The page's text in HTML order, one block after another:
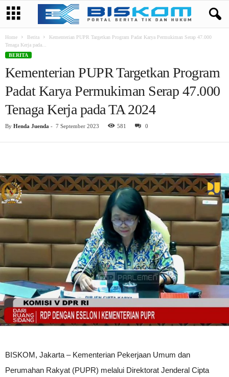
Home Berita
Kementerian PUPR Targetkan Program Padat Karya Permukiman Serap 47.000
Tenaga Kerja pada...
BERITA
Kementerian PUPR Targetkan Program
Padat Karya Permukiman Serap 47.000
Tenaga Kerja pada TA 2024
By Henda Juenda - 7 September 2023 581 0
BISKOM, Jakarta – Kementerian Pekerjaan Umum dan
Perumahan Rakyat (PUPR) melalui Direktorat Jenderal Cipta